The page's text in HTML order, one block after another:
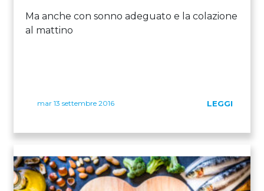
Ma anche con sonno adeguato e la colazione
al mattino
mar 13 settembre 2016 LEGGI